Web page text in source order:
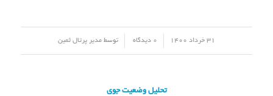
31 خرداد 1400 / 0 دیدگاه توسط مدیر پرتال ثمین
تحلیل وضعیت جوی